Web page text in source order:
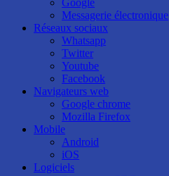
Google
Messagerie électronique
Réseaux sociaux
Whatsapp
Twitter
Youtube
Facebook
Navigateurs web
Google chrome
Mozilla Firefox
Mobile
Android
iOS
Logiciels